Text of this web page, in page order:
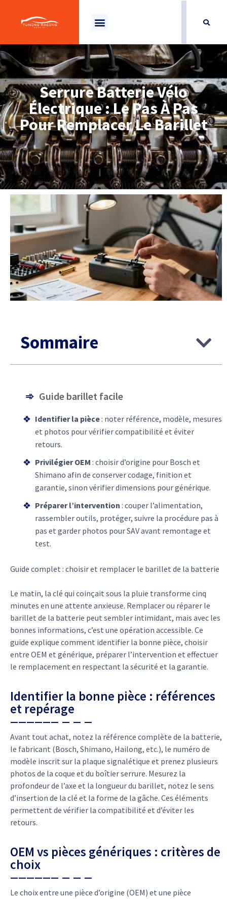
Serrure Batterie Vélo
Électrique : Le Pas À Pas
Pour Remplacer Le Barillet
Sommaire
Guide barillet facile
Identifier la pièce: noter référence, modèle, mesures
et photos pour vérifier compatibilité et éviter
retours.
Privilégier OEM : choisir d’origine pour Bosch et
Shimano afin de conserver codage, finition et
garantie, sinon vérifier dimensions pour générique.
Préparer l’intervention : couper l’alimentation,
rassembler outils, protéger, suivre la procédure pas à
pas et garder photos pour SAV avant remontage et
test.
Guide complet : choisir et remplacer le barillet de la batterie
Le matin, la clé qui coinçait sous la pluie transforme cinq
minutes en une attente anxieuse. Remplacer ou réparer le
barillet de la batterie peut sembler intimidant, mais avec les
bonnes informations, c’est une opération accessible. Ce
guide explique comment identifier la bonne pièce, choisir
entre OEM et générique, préparer l’intervention et effectuer
le remplacement en respectant la sécurité et la garantie.
Identifier la bonne pièce : références
et repérage
Avant tout achat, notez la référence complète de la batterie,
le fabricant (Bosch, Shimano, Hailong, etc.), le numéro de
modèle inscrit sur la plaque signalétique et prenez plusieurs
photos de la coque et du boîtier serrure. Mesurez la
profondeur de l’axe et la longueur du barillet, notez le sens
d’insertion de la clé et la forme de la gâche. Ces éléments
permettent de vérifier la compatibilité et d’éviter les
retours.
OEM vs pièces génériques : critères de
choix
Le choix entre une pièce d’origine (OEM) et une pièce